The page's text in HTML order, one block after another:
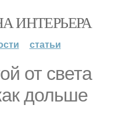
ИНТЕРЬЕРА
статьи
от света
дольше